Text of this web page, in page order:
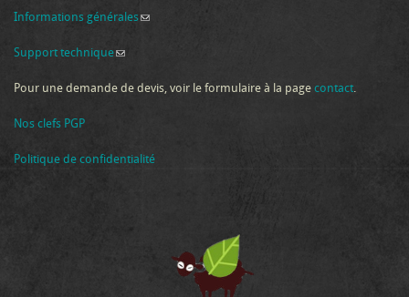
Informations générales(link sends e-mail)
Support technique(link sends e-mail)
Pour une demande de devis, voir le formulaire à la page contact.
Nos clefs PGP
Politique de confidentialité